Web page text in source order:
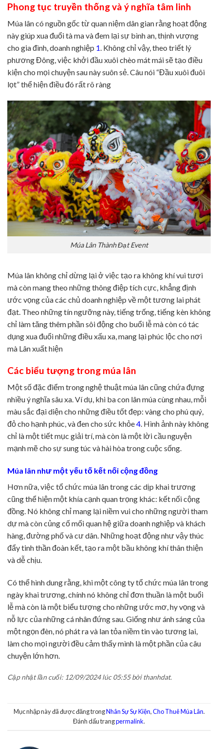
Phong tục truyền thống và ý nghĩa tâm linh
Múa lân có nguồn gốc từ quan niệm dân gian rằng hoạt động
này giúp xua đuổi tà ma và đem lại sự bình an, thịnh vượng
cho gia đình, doanh nghiệp 1. Không chỉ vậy, theo triết lý
phương Đông, việc khởi đầu xuôi chèo mát mái sẽ tạo điều
kiện cho mọi chuyện sau này suôn sẻ. Câu nói “Đầu xuôi đuôi
lọt” thể hiện điều đó rất rõ ràng
Múa Lân Thành Đạt Event
Múa lân không chỉ dừng lại ở việc tạo ra không khí vui tươi
mà còn mang theo những thông điệp tích cực, khẳng định
ước vọng của các chủ doanh nghiệp về một tương lai phát
đạt. Theo những tín ngưỡng này, tiếng trống, tiếng kèn không
chỉ làm tăng thêm phần sôi động cho buổi lễ mà còn có tác
dụng xua đuổi những điều xấu xa, mang lại phúc lộc cho nơi
mà Lân xuất hiện
Các biểu tượng trong múa lân
Một số đặc điểm trong nghệ thuật múa lân cũng chứa đựng
nhiều ý nghĩa sâu xa. Ví dụ, khi ba con lân múa cùng nhau, mỗi
màu sắc đại diện cho những điều tốt đẹp: vàng cho phú quý,
đỏ cho hạnh phúc, và đen cho sức khỏe4. Hình ảnh này không
chỉ là một tiết mục giải trí, mà còn là một lời cầu nguyện
mạnh mẽ cho sự sung túc và hài hòa trong cuộc sống.
Múa lân như một yếu tố kết nối cộng đồng
Hơn nữa, việc tổ chức múa lân trong các dịp khai trương
cũng thể hiện một khía cạnh quan trọng khác: kết nối cộng
đồng. Nó không chỉ mang lại niềm vui cho những người tham
dự mà còn củng cố mối quan hệ giữa doanh nghiệp và khách
hàng, đường phố và cư dân. Những hoạt động như vậy thúc
đẩy tinh thần đoàn kết, tạo ra một bầu không khí thân thiện
và dễ chịu.
Có thể hình dung rằng, khi một công ty tổ chức múa lân trong
ngày khai trương, chính nó không chỉ đơn thuần là một buổi
lễ mà còn là một biểu tượng cho những ước mơ, hy vọng và
nỗ lực của những cá nhân đứng sau. Giống như ánh sáng của
một ngọn đèn, nó phát ra và lan tỏa niềm tin vào tương lai,
làm cho mọi người đều cảm thấy mình là một phần của câu
chuyện lớn hơn.
Cập nhật lần cuối: 12/09/2024 lúc 05:55 bởi thanhdat.
Mục nhập này đã được đăng trongNhân Sự Sự Kiện,Cho Thuê Múa Lân.
Đánh dấu trangpermalink.